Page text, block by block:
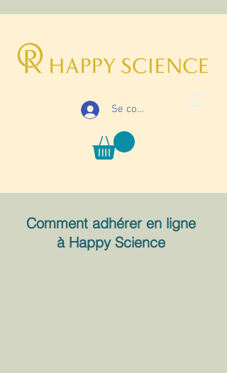
Se connecter
Comment adhérer en ligne
à Happy Science